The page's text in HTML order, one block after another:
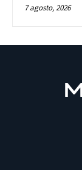
7 agosto, 2026